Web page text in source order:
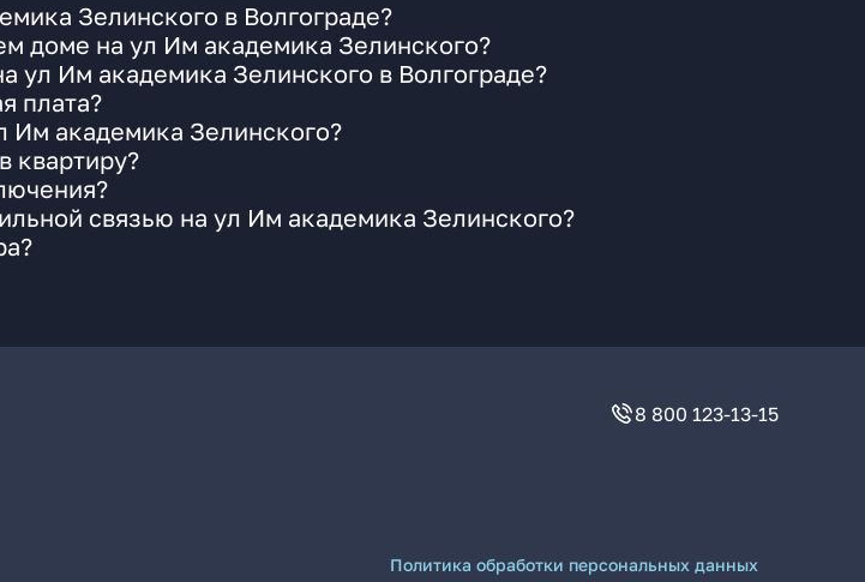
Зелинского в Волгограде?
доме на ул Им академика Зелинского?
ул Им академика Зелинского в Волгограде?
плата?
Им академика Зелинского?
квартиру?
связью на ул Им академика Зелинского?
8 800 123-13-15
Политика обработки персональных данных